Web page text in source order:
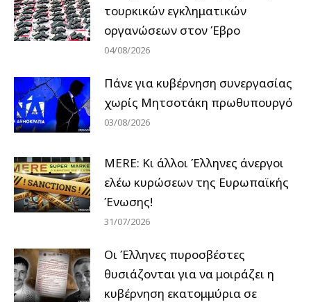
τουρκικών εγκληματικών
οργανώσεων στον Έβρο
04/08/2026
Πάνε για κυβέρνηση συνεργασίας
χωρίς Μητσοτάκη πρωθυπουργό
03/08/2026
MERE: Κι άλλοι Έλληνες άνεργοι
ελέω κυρώσεων της Ευρωπαϊκής
Ένωσης!
31/07/2026
Οι Έλληνες πυροσβέστες
θυσιάζονται για να μοιράζει η
κυβέρνηση εκατομμύρια σε